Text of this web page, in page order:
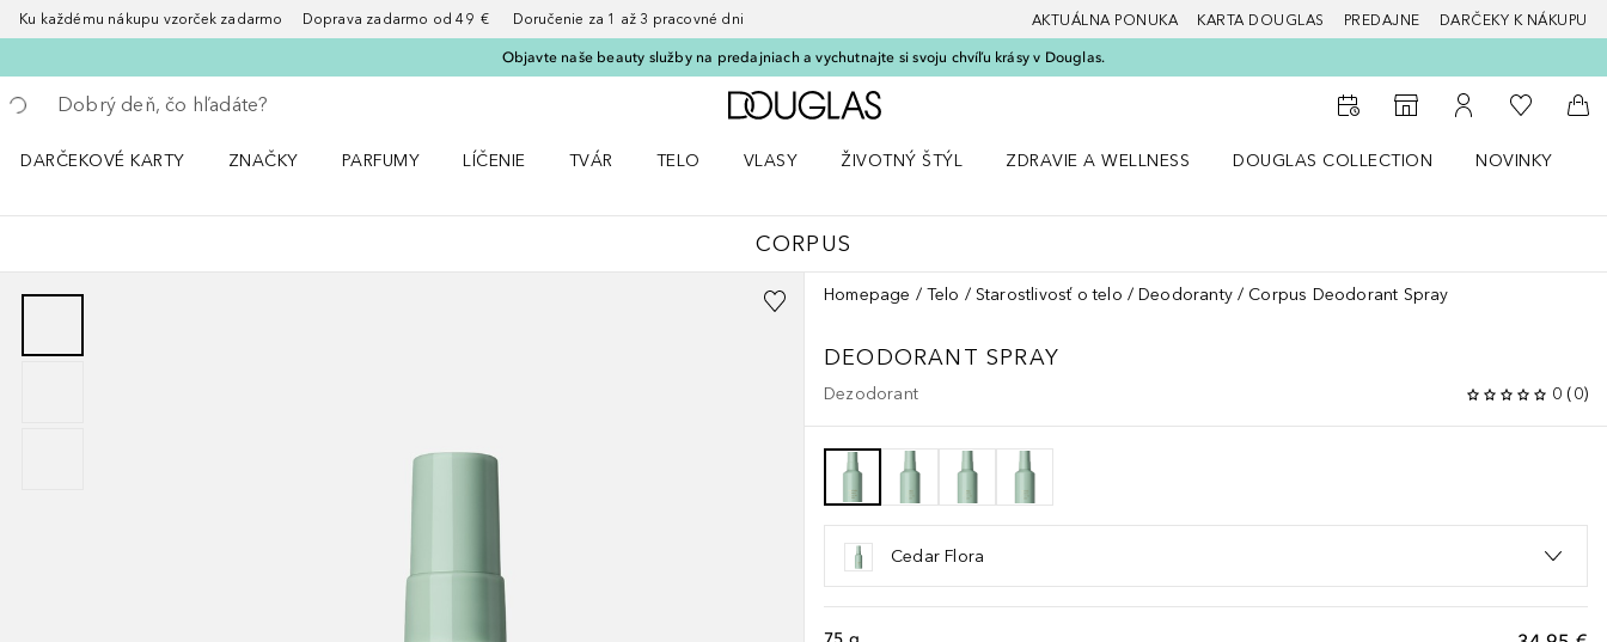
Ku každému nákupu vzorček zadarmo Doprava zadarmo od 49 € Doručenie za 1 až 3 pracovné dni AKTUÁLNA PONUKA KARTA DOUGLAS PREDAJNE DARČEKY K NÁKUPU
Objavte naše beauty služby na predajniach a vychutnajte si svoju chvíľu krásy v Douglas.
Choď späť
Vykonajte vyhľadávanie
Domov
Do vyhľadávača predajní
Do môjho účtu
Do môjho
Do
DARČEKOVÉ KARTY
ZNAČKY
PARFUMY
LÍČENIE
TVÁR
TELO
VLASY
ŽIVOTNÝ ŠTÝL
ZDRAVIE A WELLNESS
DOUGLAS COLLECTION
NOVINKY
CORPUS
Homepage Telo Starostlivosť o telo Deodoranty Corpus Deodorant Spray
DEODORANT SPRAY
Dezodorant 0 (0)
Cedar Flora